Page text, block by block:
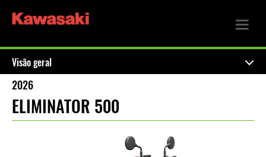
Visão geral
2026
ELIMINATOR 500